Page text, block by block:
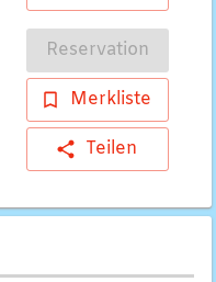
Reservation
Merkliste
Teilen